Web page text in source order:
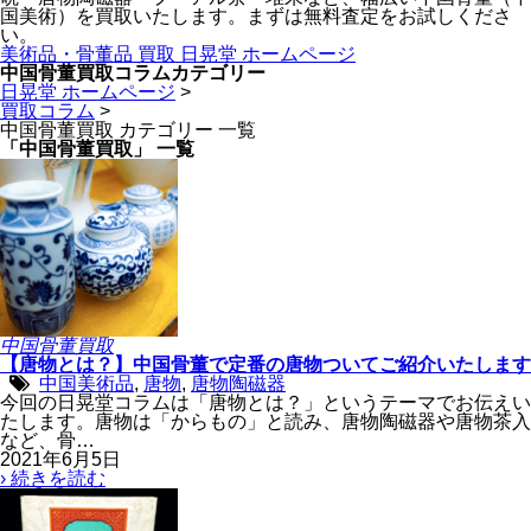
国美術）を買取いたします。まずは無料査定をお試しくださ
い。
美術品・骨董品 買取 日晃堂 ホームページ
中国骨董買取コラムカテゴリー
日晃堂 ホームページ >
買取コラム >
中国骨董買取 カテゴリー 一覧
「中国骨董買取」 一覧
中国骨董買取
【唐物とは？】中国骨董で定番の唐物ついてご紹介いたします
中国美術品, 唐物, 唐物陶磁器
今回の日晃堂コラムは「唐物とは？」というテーマでお伝えい
たします。唐物は「からもの」と読み、唐物陶磁器や唐物茶入
など、骨…
2021年6月5日
› 続きを読む